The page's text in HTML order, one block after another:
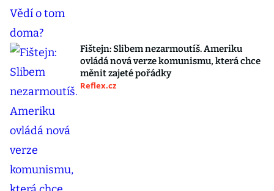
Fištejn: Slibem nezarmoutíš. Ameriku
ovládá nová verze komunismu, která chce
měnit zajeté pořádky
Reflex.cz